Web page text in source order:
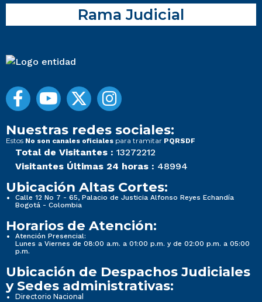
Rama Judicial
Nuestras redes sociales:
Estos No son canales oficiales para tramitar PQRSDF
Total de Visitantes : 13272212
Visitantes Últimas 24 horas : 48994
Ubicación Altas Cortes:
Calle 12 No 7 - 65, Palacio de Justicia Alfonso Reyes Echandía
Bogotá - Colombia
Horarios de Atención:
Atención Presencial:
Lunes a Viernes de 08:00 a.m. a 01:00 p.m. y de 02:00 p.m. a 05:00
p.m.
Ubicación de Despachos Judiciales
y Sedes administrativas:
Directorio Nacional